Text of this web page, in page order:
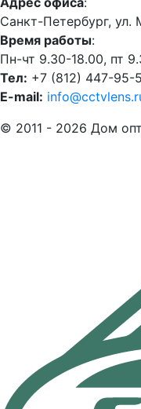
Санкт-Петербург,
Время работы:
Пн-чт 9.30-18.00, пт
Тел: +7 (812) 447-95-
E-mail:
© 2011 - 2026 Дом